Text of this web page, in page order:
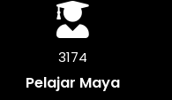
3639
Pelajar Maya